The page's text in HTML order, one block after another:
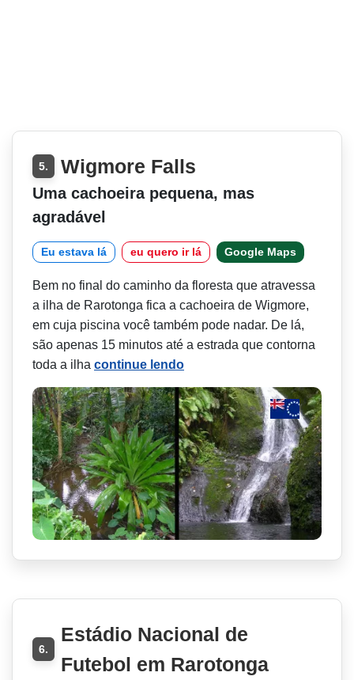
5. Wigmore Falls
Uma cachoeira pequena, mas
agradável
Eu estava lá eu quero ir lá Google Maps
Bem no final do caminho da floresta que atravessa
a ilha de Rarotonga fica a cachoeira de Wigmore,
em cuja piscina você também pode nadar. De lá,
são apenas 15 minutos até a estrada que contorna
toda a ilha continue lendo
6.
Estádio Nacional de
Futebol em Rarotonga